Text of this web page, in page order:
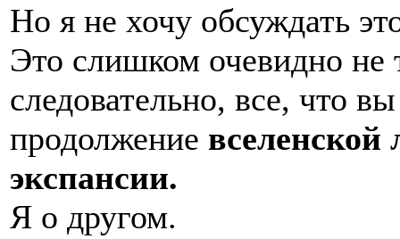
Но я не хочу обсуждать
Это слишком очевидно не
следовательно, все, что
продолжение вселенской
экспансии.
Я о другом.